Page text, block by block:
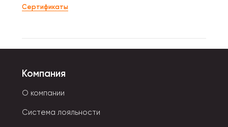
Сертификаты
Компания
О компании
Система лояльности